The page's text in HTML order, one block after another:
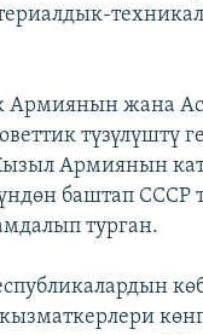
Армиянын жана
түзүлүштү
Армиянын
баштап
турган.